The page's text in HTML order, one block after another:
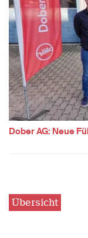
Dober AG: Neue
Übersicht